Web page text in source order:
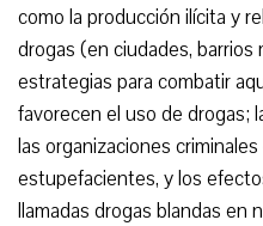
como la producción ilícita y
drogas (en ciudades, barrios
estrategias para combatir
favorecen el uso de drogas;
las organizaciones
estupefacientes, y los
llamadas drogas blandas en